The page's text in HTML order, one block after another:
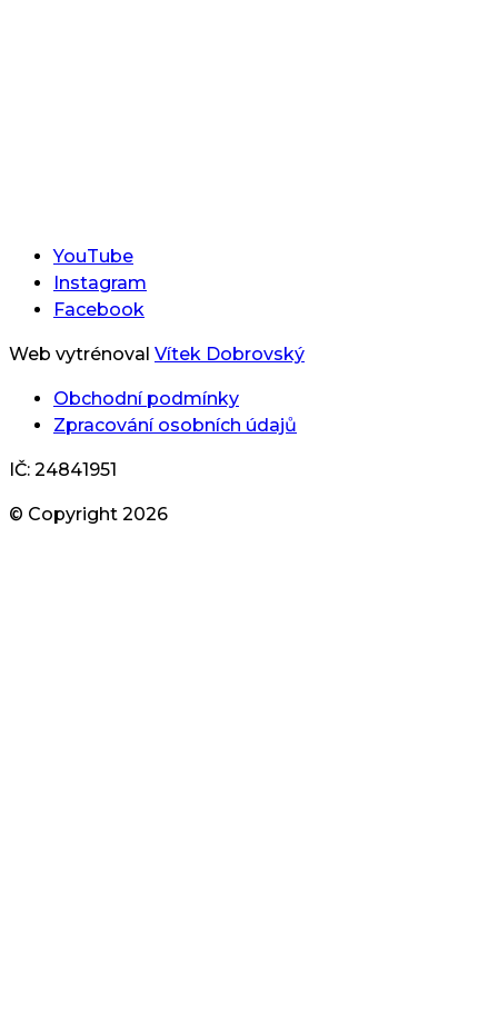
YouTube
Instagram
Facebook
Web vytrénoval Vítek Dobrovský
Obchodní podmínky
Zpracování osobních údajů
IČ: 24841951
© Copyright 2026